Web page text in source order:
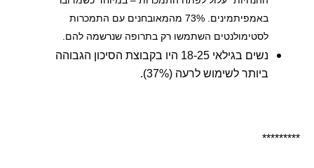
באמפיתמינים. 73% מהמאובחנים עם התמכרות
לסטימולנטים השתמשו רק בתרופה שנרשמה להם.
נשים בגילאי 18-25 היו בקבוצת הסיכון הגבוהה
ביותר לשימוש לרעה (37%).
*********